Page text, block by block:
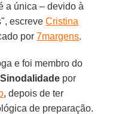
a única – devido à
escreveCristina
por7margens.
e foi membro do
Sinodalidade por
, depois de ter
de preparação.